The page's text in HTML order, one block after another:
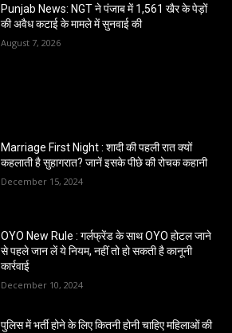
Punjab News: NGT ने पंजाब में 1,561 खैर के पेड़ों
की अवैध कटाई के मामले में सुनवाई की
August 7, 2026
Marriage First Night : शादी की पहली रात क्यों
कहलाती है सुहागरात? जानें इसके पीछे की रोचक कहानी
December 15, 2024
OYO New Rule : गर्लफ्रेंड के साथ OYO होटल जाने
से पहले जान लें ये नियम, नहीं तो हो सकती है कानूनी
कार्रवाई
December 10, 2024
पुलिस में भर्ती होने के लिए कितनी होनी चाहिए महिलाओं की